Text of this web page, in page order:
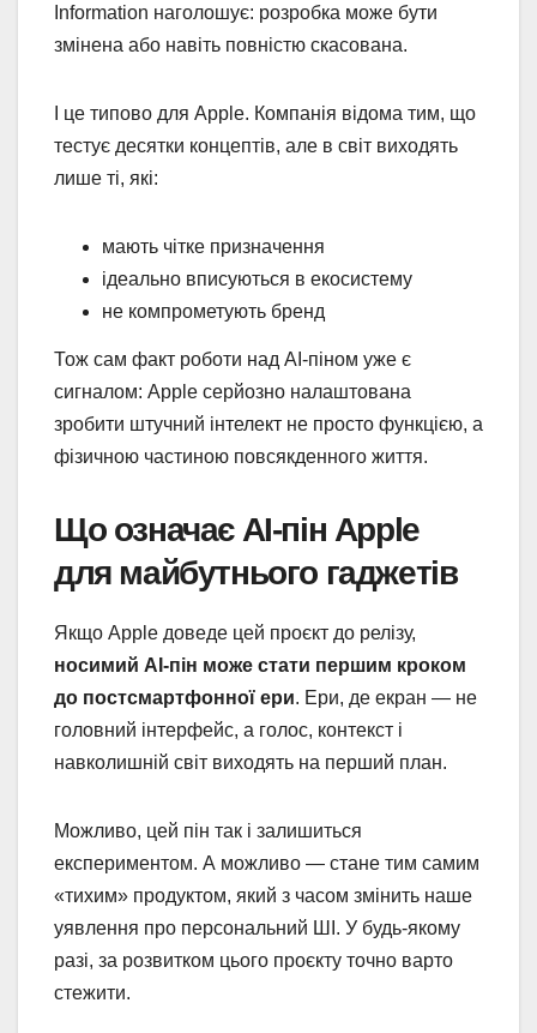
Information наголошує: розробка може бути
змінена або навіть повністю скасована.
І це типово для Apple. Компанія відома тим, що
тестує десятки концептів, але в світ виходять
лише ті, які:
мають чітке призначення
ідеально вписуються в екосистему
не компрометують бренд
Тож сам факт роботи над AI-піном уже є
сигналом: Apple серйозно налаштована
зробити штучний інтелект не просто функцією, а
фізичною частиною повсякденного життя.
Що означає AI-пін Apple
для майбутнього гаджетів
Якщо Apple доведе цей проєкт до релізу,
носимий AI-пін може стати першим кроком
до постсмартфонної ери. Ери, де екран — не
головний інтерфейс, а голос, контекст і
навколишній світ виходять на перший план.
Можливо, цей пін так і залишиться
експериментом. А можливо — стане тим самим
«тихим» продуктом, який з часом змінить наше
уявлення про персональний ШІ. У будь-якому
разі, за розвитком цього проєкту точно варто
стежити.